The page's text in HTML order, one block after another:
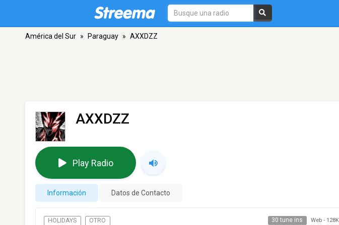
América del Sur » Paraguay » AXXDZZ
AXXDZZ
Play Radio
Información Datos de Contacto
HOLIDAYS OTRO 30 tune ins Web -